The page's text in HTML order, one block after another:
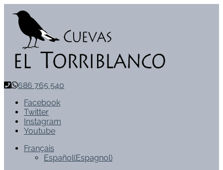
686 765 540
Facebook
Twitter
Instagram
Youtube
Français
Español(Espagnol)